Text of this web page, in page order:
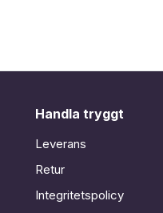
Handla tryggt
Leverans
Retur
Integritetspolicy